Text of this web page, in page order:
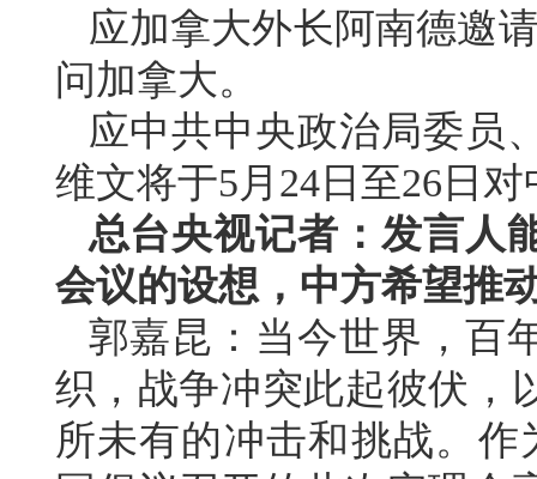
应加拿大外长阿南德邀
问加拿大。
应中共中央政治局委员
维文将于5月24日至26日
总台央视记者：发言人
会议的设想，中方希望推
郭嘉昆：当今世界，百
织，战争冲突此起彼伏，
所未有的冲击和挑战。